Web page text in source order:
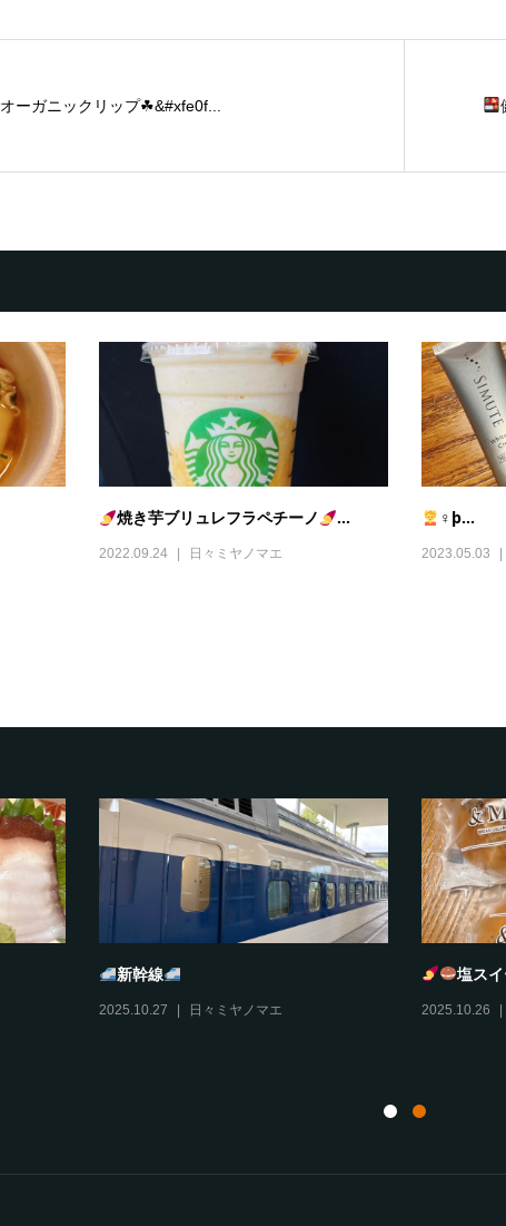
オーガニックリップ☘&#xfe0f...
焼き芋ブリュレフラペチーノ ...
2022.09.24 日々ミヤノマエ
‍♀þ...
2023.05.03
新幹線
2025.10.27 日々ミヤノマエ
塩ス
2025.10.26